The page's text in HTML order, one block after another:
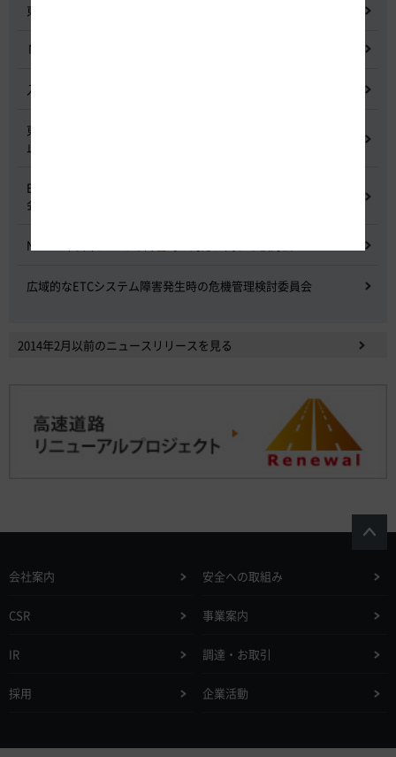
東名高速道路宇利トンネル照明灯具落下事象調査検討会
NEXCO中日本グループの経営上の課題と取組み
入札に係る不正行為に関する調査及び再発防止のための委員会
東名高速道路 中吉田高架橋 塗装塗替え工事による火災事故再発防
止委員会
E20 中央道を跨ぐ橋梁の耐震補強工事施工不良に関する調査委員
会
NEXCO中日本における降雪時の対応に関する検討会
広域的なETCシステム障害発生時の危機管理検討委員会
2014年2月以前のニュースリリースを見る
会社案内 安全への取組み
CSR 事業案内
IR 調達・お取引
採用 企業活動